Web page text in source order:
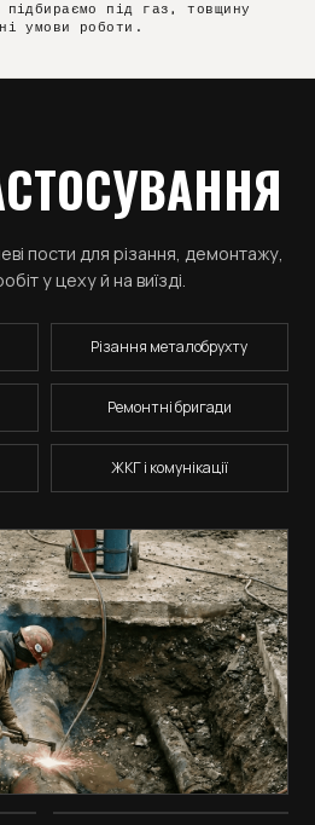
під газ, товщину
умови роботи.
пости для різання, демонтажу,
у цеху й на виїзді.
Різання металобрухту
Ремонтні бригади
ЖКГ і комунікації